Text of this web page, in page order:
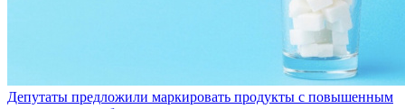
Депутаты предложили маркировать продукты с повышенным